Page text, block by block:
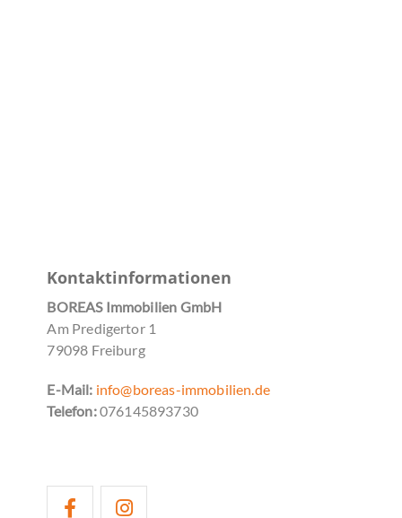
Kontaktinformationen
BOREAS Immobilien GmbH
Am Predigertor 1
79098 Freiburg
E-Mail: info@boreas-immobilien.de
Telefon:076145893730